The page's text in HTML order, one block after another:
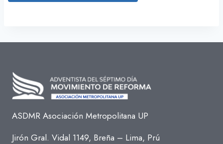
ASDMR Asociación Metropolitana UP
Jirón Gral. Vidal 1149, Breña – Lima, Prú